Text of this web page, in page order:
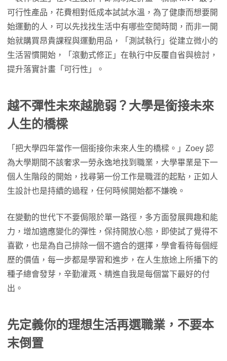
可行性產品，花費相對低成本試試水溫，為了健康而想要開
始運動的人，可以先找找生活中有哪些空閒時間，而非一開
始就購買昂貴課程與運動用品，「測試執行」從建立微小的
生活習慣開始，「滾動式修正」在執行中反覆自省與檢討，
提升落實計畫「可行性」。
越不彈性未來越脆弱？大學是銜接未來
人生的橋樑
「把大學四年當作一個銜接你未來人生的橋樑。」Zoey 認
為大學期間不該奢求一勞永逸地找到職業，大學畢業是下一
個人生階段的開始，找尋第一份工作是職涯的起點，正如人
生設計也是持續的過程，任何時候開始都不嫌晚。
在變動的世代下不要侷限於單一路徑，多方面發展興趣和能
力，增加適應變化的彈性，保持開放心態，即使試了覺得不
喜歡，也是為自己排除一個不適合的選擇，學會看待每個經
歷的價值，每一步都是學習和進步，在人生旅途上所播下的
種子總會發芽，辛勤灌溉、精進自我是每個當下最好的付
出。
先定義你的理想生活再選職業，不要本
末倒置